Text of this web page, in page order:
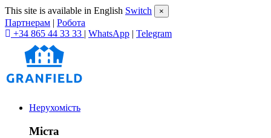
This site is available in English Switch ×
Партнерам | Робота
+34 865 44 33 33 | WhatsApp | Telegram
Нерухомість
Міста